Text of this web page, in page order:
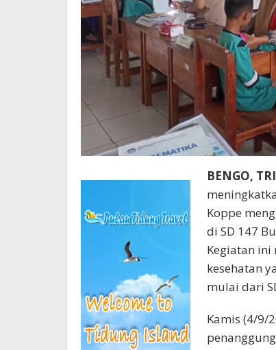
BENGO,
Koppe
di SD 147
Kegiatan
kesehatan
mulai dari
Kamis (4/9/